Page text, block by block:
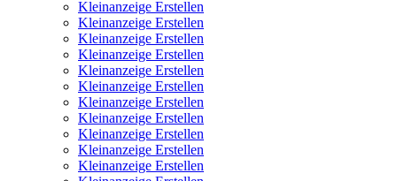
Kleinanzeige Erstellen
Kleinanzeige Erstellen
Kleinanzeige Erstellen
Kleinanzeige Erstellen
Kleinanzeige Erstellen
Kleinanzeige Erstellen
Kleinanzeige Erstellen
Kleinanzeige Erstellen
Kleinanzeige Erstellen
Kleinanzeige Erstellen
Kleinanzeige Erstellen